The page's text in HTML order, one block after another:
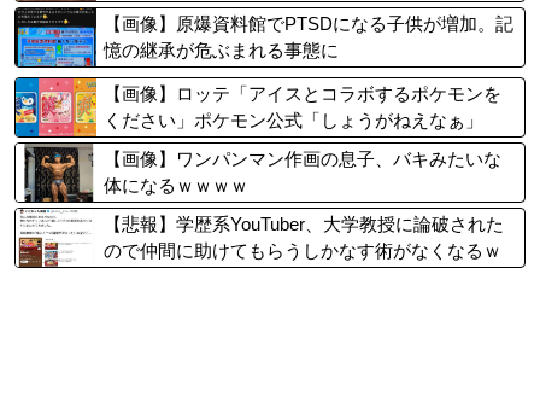
【画像】原爆資料館でPTSDになる子供が増加。記
憶の継承が危ぶまれる事態に
【画像】ロッテ「アイスとコラボするポケモンを
ください」ポケモン公式「しょうがねえなぁ」
【画像】ワンパンマン作画の息子、バキみたいな
体になるｗｗｗｗ
【悲報】学歴系YouTuber、大学教授に論破された
ので仲間に助けてもらうしかなす術がなくなるｗ